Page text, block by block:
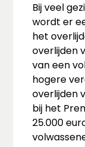
Bij veel
wordt er
het
overlijden
van een
hogere
overlijden
bij het
25.000